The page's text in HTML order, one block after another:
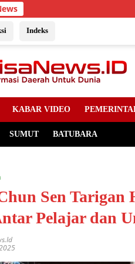
Indeks
KABAR VIDEO
SUMUT BATUBARA
Sen
Pelajar dan